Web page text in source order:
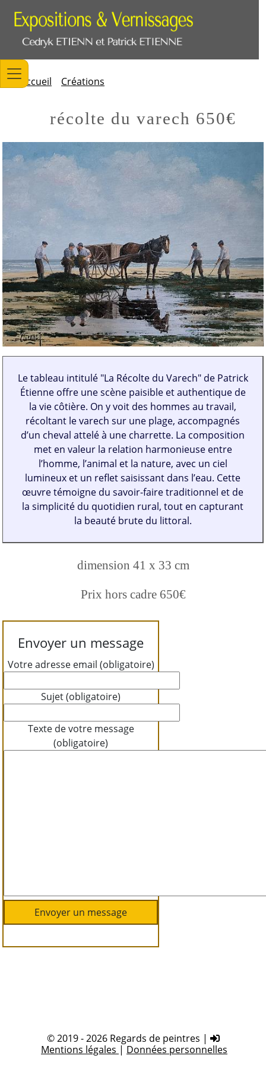
Accueil Créations
récolte du varech 650€
Le tableau intitulé "La Récolte du Varech" de Patrick
Étienne offre une scène paisible et authentique de
la vie côtière. On y voit des hommes au travail,
récoltant le varech sur une plage, accompagnés
d’un cheval attelé à une charrette. La composition
met en valeur la relation harmonieuse entre
l’homme, l’animal et la nature, avec un ciel
lumineux et un reflet saisissant dans l’eau. Cette
œuvre témoigne du savoir-faire traditionnel et de
la simplicité du quotidien rural, tout en capturant
la beauté brute du littoral.
dimension 41 x 33 cm
Prix hors cadre 650€
Envoyer un message
Votre adresse email (obligatoire)
Sujet (obligatoire)
Texte de votre message
(obligatoire)
© 2019 - 2026 Regards de peintres |
Mentions légales | Données personnelles